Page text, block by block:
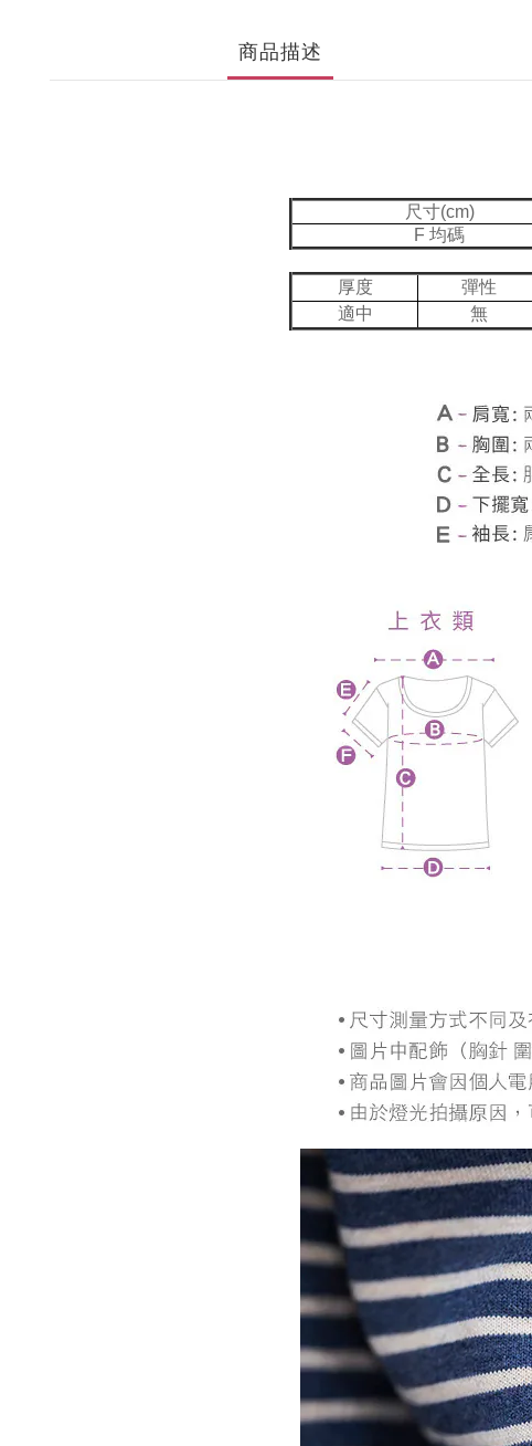
商品描述
尺寸(cm)
F 均碼
厚度 彈性
適中
無